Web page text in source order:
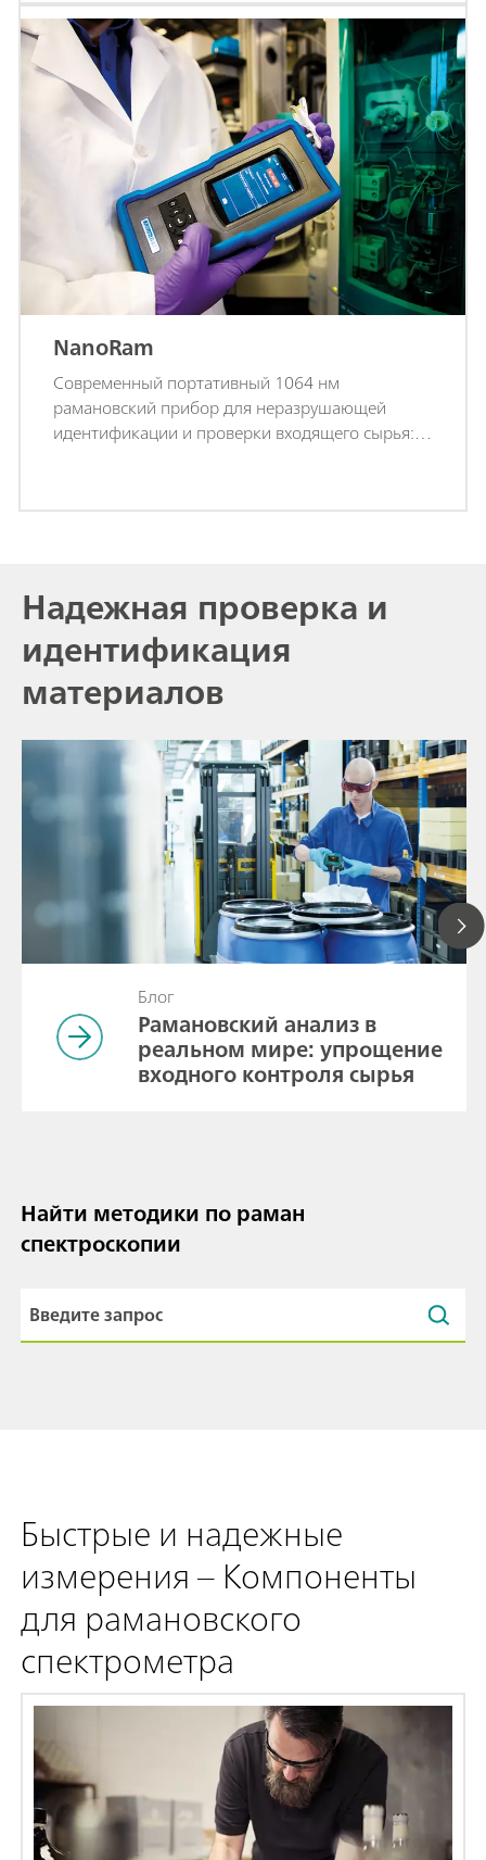
NanoRam
Современный портативный 1064 нм
рамановский прибор для неразрушающей
идентификации и проверки входящего сырья:
Надежная проверка и
идентификация
материалов
Блог
Рамановский анализ в
реальном мире: упрощение
входного контроля сырья
Найти методики по раман
спектроскопии
Быстрые и надежные
измерения – Компоненты
для рамановского
спектрометра